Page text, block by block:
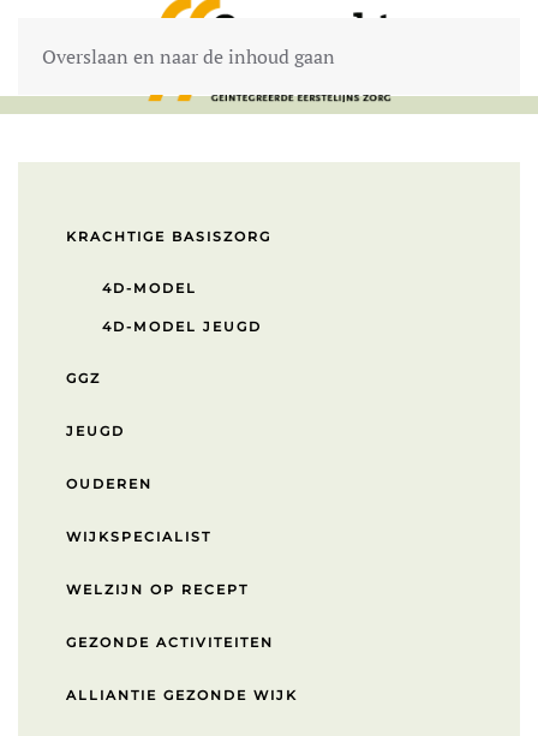
Overslaan en naar de inhoud gaan
KRACHTIGE BASISZORG
4D-MODEL
4D-MODEL JEUGD
GGZ
JEUGD
OUDEREN
WIJKSPECIALIST
WELZIJN OP RECEPT
GEZONDE ACTIVITEITEN
ALLIANTIE GEZONDE WIJK